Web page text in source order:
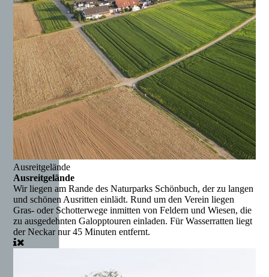
Ausreitgelände
Ausreitgelände
Wir liegen am Rande des Naturparks Schönbuch, der zu langen
und schönen Ausritten einlädt. Rund um den Verein liegen
Gras- oder Schotterwege inmitten von Feldern und Wiesen, die
zu ausgedehnten Galopptouren einladen. Für Wasserratten liegt
der Neckar nur 45 Minuten entfernt.